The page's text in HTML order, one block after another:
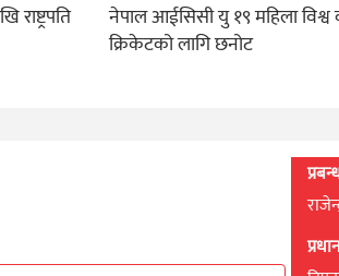
नेपाल आईसिसी यु १९ महिला
क्रिकेटको लागि छनोट